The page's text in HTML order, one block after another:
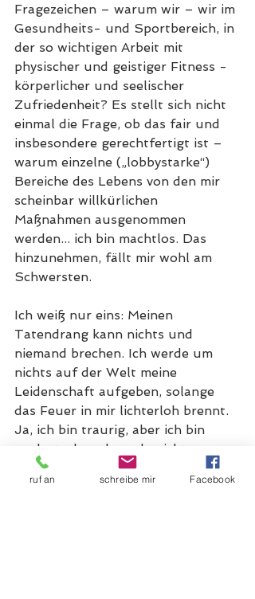
Fragezeichen – warum wir – wir im
Gesundheits- und Sportbereich, in
der so wichtigen Arbeit mit
physischer und geistiger Fitness -
körperlicher und seelischer
Zufriedenheit? Es stellt sich nicht
einmal die Frage, ob das fair und
insbesondere gerechtfertigt ist –
warum einzelne („lobbystarke“)
Bereiche des Lebens von den mir
scheinbar willkürlichen
Maßnahmen ausgenommen
werden... ich bin machtlos. Das
hinzunehmen, fällt mir wohl am
Schwersten.
Ich weiß nur eins: Meinen
Tatendrang kann nichts und
niemand brechen. Ich werde um
nichts auf der Welt meine
Leidenschaft aufgeben, solange
das Feuer in mir lichterloh brennt.
Ja, ich bin traurig, aber ich bin
auch stark und werde nicht
aufhören, euch auf
unterschiedliche, neue und für
ruf an schreibe mir Facebook